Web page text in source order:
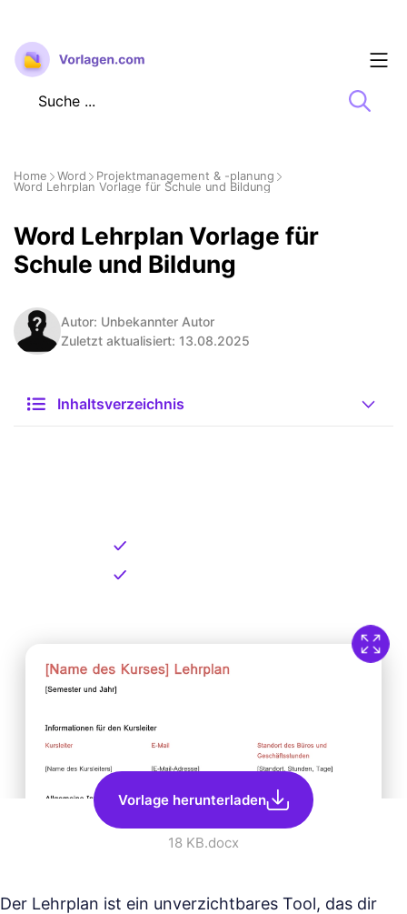
Zum
Inhalt
springen
Home Word
Projektmanagement & -planung
Word Lehrplan Vorlage für Schule und Bildung
Word Lehrplan Vorlage für
Schule und Bildung
Autor: Unbekannter Autor
Zuletzt aktualisiert: 13.08.2025
Inhaltsverzeichnis
Vorlage herunterladen
18 KB.docx
Der Lehrplan ist ein unverzichtbares Tool, das dir